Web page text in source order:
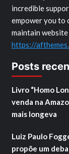
incredible
empower you to
maintain
https://
Posts
Livro “Homo
venda na
mais longeva
Luiz Paulo
propõe um